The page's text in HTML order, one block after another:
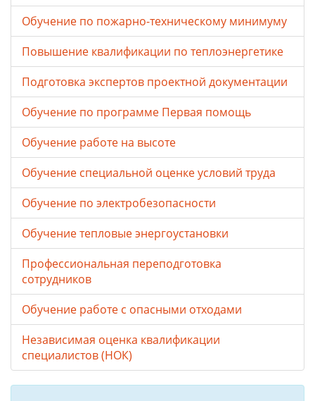
Обучение по пожарно-техническому минимуму
Повышение квалификации по теплоэнергетике
Подготовка экспертов проектной документации
Обучение по программе Первая помощь
Обучение работе на высоте
Обучение специальной оценке условий труда
Обучение по электробезопасности
Обучение тепловые энергоустановки
Профессиональная переподготовка
сотрудников
Обучение работе с опасными отходами
Независимая оценка квалификации
специалистов (НОК)